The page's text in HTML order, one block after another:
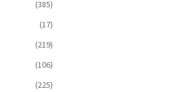
(385)
(17)
(219)
(106)
(225)